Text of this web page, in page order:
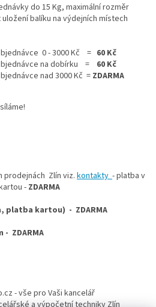
do 15 Kg, maximální rozměr
balíku na výdejních místech
0 - 3000 Kč = 60 Kč
na dobírku =
60 Kč
nad 3000 Kč = ZDARMA
prodejnách Zlín viz. kontakty - platba v
- ZDARMA
platba kartou) - ZDARMA
ZDARMA
- vše pro Vaši kancelář
a výpočetní techniky Zlín